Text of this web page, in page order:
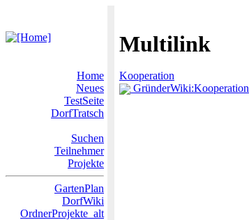
Multilink
Home
Neues
TestSeite
DorfTratsch
Suchen
Teilnehmer
Projekte
GartenPlan
DorfWiki
OrdnerProjekte_alt
Kooperation
GründerWiki:Kooperation